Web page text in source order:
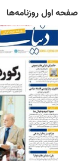
صفحه اول روزنامه‌ها